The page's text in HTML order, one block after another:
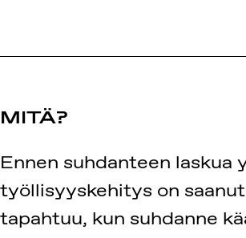
MITÄ?
Ennen suhdanteen
työllisyyskehitys on
tapahtuu, kun suhdanne